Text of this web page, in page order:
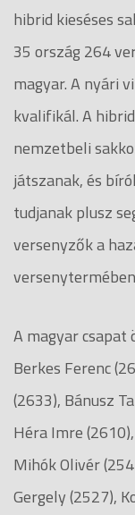
hibrid kieséses
35 ország 264
magyar. A nyári
kvalifikál. A
nemzetbeli
játszanak, és
tudjanak plusz
versenyzők a
A magyar csapat
Berkes Ferenc
(2633), Bánusz
Héra Imre
Mihók Olivér
Gergely (2527),